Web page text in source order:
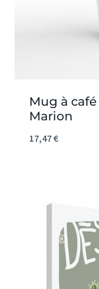
Mug à
Marion
17,47€